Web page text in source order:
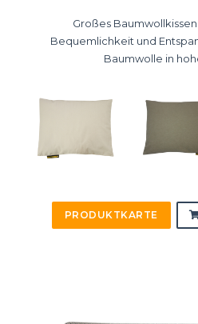
Großes
Bequemlichkeit und
Baumwolle in
PRODUKTKARTE